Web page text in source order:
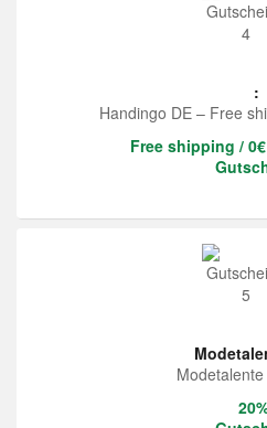
:
Handingo DE – Free
Free shipping /